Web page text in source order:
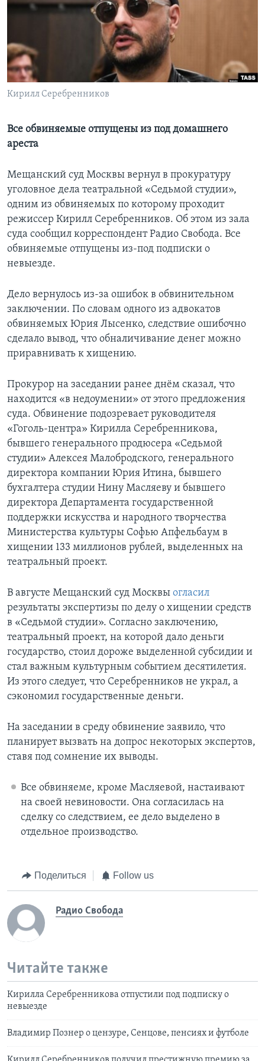
СОЦИАЛЬНЫЕ СЕТИ
Кирилл Серебренников
Все обвиняемые отпущены из под домашнего
ареста
Мещанский суд Москвы вернул в прокуратуру
уголовное дела театральной «Седьмой студии»,
одним из обвиняемых по которому проходит
режиссер Кирилл Серебренников. Об этом из зала
суда сообщил корреспондент Радио Свобода. Все
обвиняемые отпущены из-под подписки о
невыезде.
Дело вернулось из-за ошибок в обвинительном
заключении. По словам одного из адвокатов
обвиняемых Юрия Лысенко, следствие ошибочно
сделало вывод, что обналичивание денег можно
приравнивать к хищению.
Прокурор на заседании ранее днём сказал, что
находится «в недоумении» от этого предложения
суда. Обвинение подозревает руководителя
«Гоголь-центра» Кирилла Серебренникова,
бывшего генерального продюсера «Седьмой
студии» Алексея Малобродского, генерального
директора компании Юрия Итина, бывшего
бухгалтера студии Нину Масляеву и бывшего
директора Департамента государственной
поддержки искусства и народного творчества
Министерства культуры Софью Апфельбаум в
хищении 133 миллионов рублей, выделенных на
театральный проект.
В августе Мещанский суд Москвы огласил
результаты экспертизы по делу о хищении средств
в «Седьмой студии». Согласно заключению,
театральный проект, на которой дало деньги
государство, стоил дороже выделенной субсидии и
стал важным культурным событием десятилетия.
Из этого следует, что Серебренников не украл, а
сэкономил государственные деньги.
На заседании в среду обвинение заявило, что
планирует вызвать на допрос некоторых экспертов,
ставя под сомнение их выводы.
Все обвиняеме, кроме Масляевой, настаивают
на своей невиновости. Она согласилась на
сделку со следствием, ее дело выделено в
отдельное производство.
Поделиться Follow us
Радио Свобода
Читайте также
Кирилла Серебренникова отпустили под подписку о
невыезде
Владимир Познер о цензуре, Сенцове, пенсиях и футболе